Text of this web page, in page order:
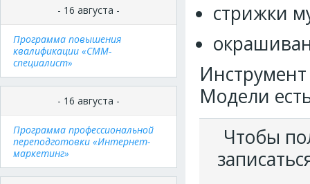
- 16 августа -
Программа повышения
квалификации «СММ-
специалист»
- 16 августа -
Программа профессиональной
переподготовки «Интернет-
маркетинг»
стрижки
Модели
Чтобы